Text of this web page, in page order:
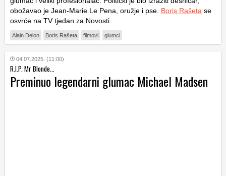
obožavao je Jean-Marie Le Pena, oružje i pse. Boris Rašeta se
osvrće na TV tjedan za Novosti.
Alain Delon Boris Rašeta filmovi glumci
04.07.2025. (11:00)
R.I.P. Mr Blonde...
Preminuo legendarni glumac Michael Madsen